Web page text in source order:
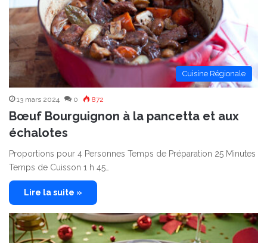
Cuisine Régionale
13 mars 2024 0 872
Bœuf Bourguignon à la pancetta et aux
échalotes
Proportions pour 4 Personnes Temps de Préparation 25 Minutes
Temps de Cuisson 1 h 45…
Lire la suite »